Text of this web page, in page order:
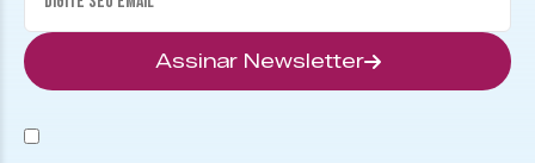
Assinar Newsletter